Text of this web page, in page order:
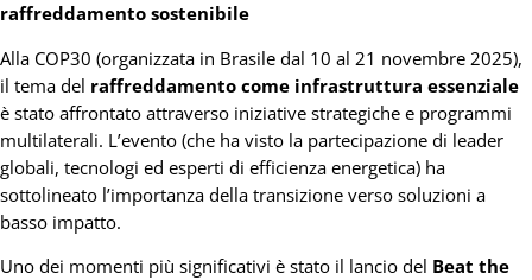
raffreddamento sostenibile
Alla COP30 (organizzata in Brasile dal 10 al 21 novembre 2025),
il tema del raffreddamento come infrastruttura essenziale
è stato affrontato attraverso iniziative strategiche e programmi
multilaterali. L’evento (che ha visto la partecipazione di leader
globali, tecnologi ed esperti di efficienza energetica) ha
sottolineato l’importanza della transizione verso soluzioni a
basso impatto.
Uno dei momenti più significativi è stato il lancio del Beat the